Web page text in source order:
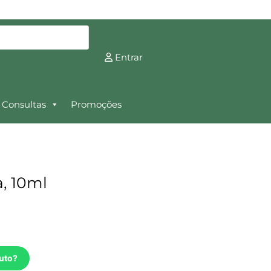
Entrar
Consultas Promoções
10ml